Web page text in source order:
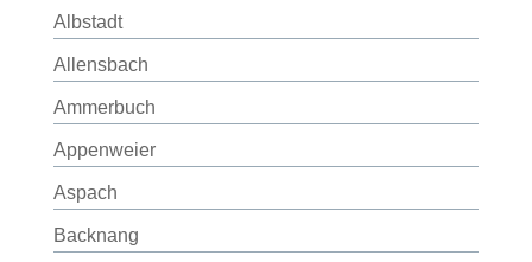
Albstadt
Allensbach
Ammerbuch
Appenweier
Aspach
Backnang